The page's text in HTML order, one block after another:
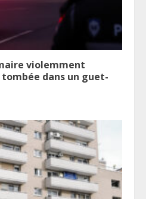
violemment
dans un guet-